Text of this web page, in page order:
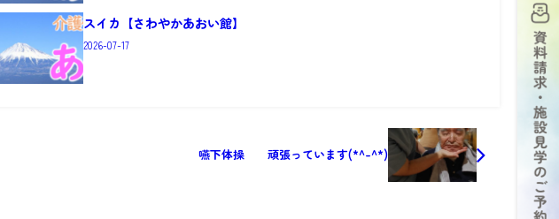
スイカ【さわやかあおい館】
2026-07-17
嚥下体操 頑張っています(*^-^*)